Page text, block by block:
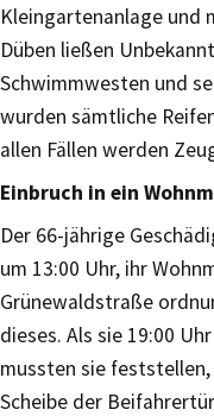
Kleingartenanlage und
Düben ließen
Schwimmwesten und
wurden sämtliche
allen Fällen werden
Einbruch in ein
Der 66-jährige
um 13:00 Uhr, ihr
Grünewaldstraße
dieses. Als sie 19:00
mussten sie
Scheibe der